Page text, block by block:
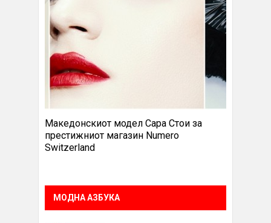
Македонскиот модел Сара Стои за
престижниот магазин Numero
Switzerland
МОДНА АЗБУКА